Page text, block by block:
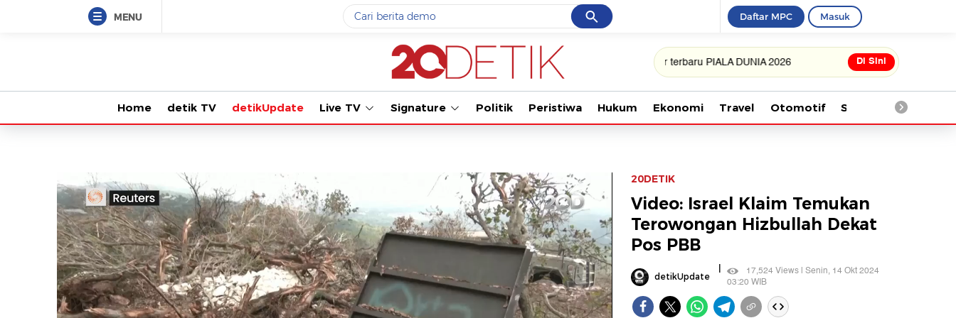
MENU Cancel
Yang sedang ramai dicari
gempa hari ini
#3prabowo
Promoted
Terakhir yang dicari
Loading...
Daftar MPC Masuk
Tonton kabar terbaru PIALA DUNIA 2026 Di Sini
Home detik TV detikUpdate Live TV Signature Politik Peristiwa Hukum Ekonomi Travel Otomotif Saintek
20DETIK
Video: Israel Klaim Temukan
Terowongan Hizbullah Dekat
Pos PBB
detikUpdate |
17,524 Views | Senin, 14 Okt 2024
03:20 WIB